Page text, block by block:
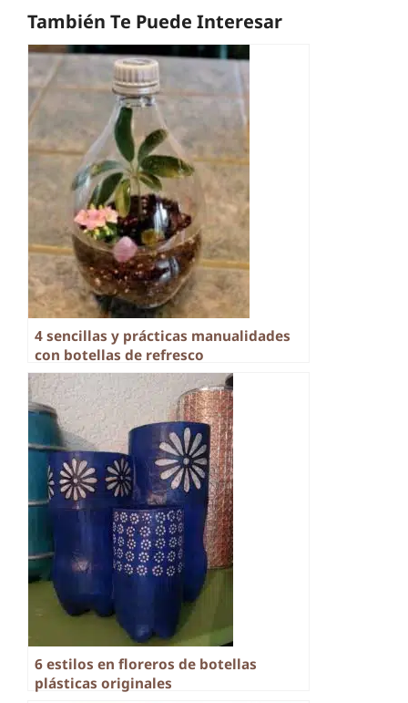
También Te Puede Interesar
4 sencillas y prácticas manualidades
con botellas de refresco
6 estilos en floreros de botellas
plásticas originales